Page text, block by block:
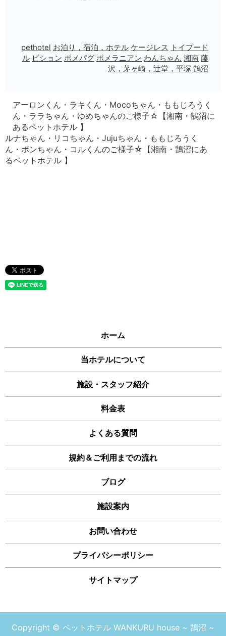
pethotel お泊り，宿泊，ホテル ケージレス トイプード
ル ビション ポメパグ ポメラニアン わんちゃん 湘南 藤
沢，茅ヶ崎，辻堂，平塚 鵠沼
アーロンくん・ラキくん・Mocoちゃん・ももじろうく
ん・ララちゃん・ゆめちゃんのご様子☆【湘南・鵠沼に
あるペットホテル 】
ルナちゃん・リコちゃん・Jujuちゃん・ももじろうく
ん・ポンちゃん・コルくんのご様子☆【湘南・鵠沼にあ
るペットホテル 】
ホーム
当ホテルについて
施設・スタッフ紹介
料金表
よくある質問
規約＆ご利用までの流れ
ブログ
施設案内
お問い合わせ
プライバシーポリシー
サイトマップ
Copyright © ペットホテル WANKURU house ~ 鵠沼 ~